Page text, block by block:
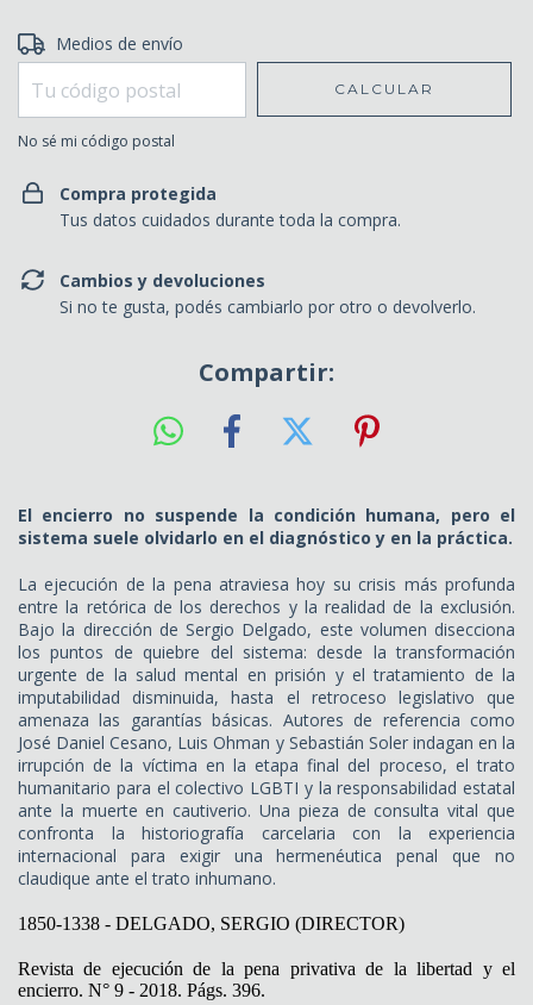
Entregas para el CP:
Medios de envío
CALCULAR
No sé mi código postal
Compra protegida
Tus datos cuidados durante toda la compra.
Cambios y devoluciones
Si no te gusta, podés cambiarlo por otro o devolverlo.
Compartir:
El encierro no suspende la condición humana, pero el
sistema suele olvidarlo en el diagnóstico y en la práctica.
La ejecución de la pena atraviesa hoy su crisis más profunda
entre la retórica de los derechos y la realidad de la exclusión.
Bajo la dirección de Sergio Delgado, este volumen disecciona
los puntos de quiebre del sistema: desde la transformación
urgente de la salud mental en prisión y el tratamiento de la
imputabilidad disminuida, hasta el retroceso legislativo que
amenaza las garantías básicas. Autores de referencia como
José Daniel Cesano, Luis Ohman y Sebastián Soler indagan en la
irrupción de la víctima en la etapa final del proceso, el trato
humanitario para el colectivo LGBTI y la responsabilidad estatal
ante la muerte en cautiverio. Una pieza de consulta vital que
confronta la historiografía carcelaria con la experiencia
internacional para exigir una hermenéutica penal que no
claudique ante el trato inhumano.
1850-1338 - DELGADO, SERGIO (DIRECTOR)
Revista de ejecución de la pena privativa de la libertad y el
encierro. N° 9 - 2018. Págs. 396.